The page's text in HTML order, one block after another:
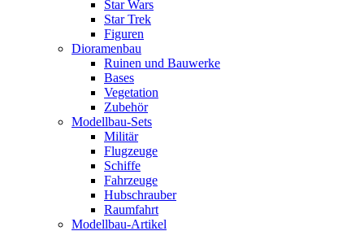
Star Wars
Star Trek
Figuren
Dioramenbau
Ruinen und Bauwerke
Bases
Vegetation
Zubehör
Modellbau-Sets
Militär
Flugzeuge
Schiffe
Fahrzeuge
Hubschrauber
Raumfahrt
Modellbau-Artikel